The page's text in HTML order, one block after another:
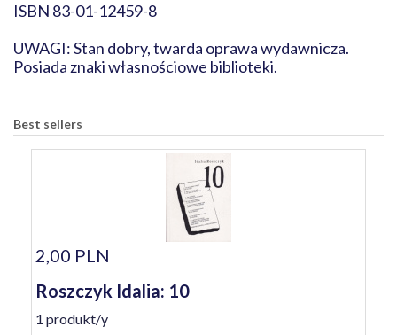
ISBN 83-01-12459-8
UWAGI: Stan dobry, twarda oprawa wydawnicza.
Posiada znaki własnościowe biblioteki.
Best sellers
2,00 PLN
Roszczyk Idalia: 10
1 produkt/y